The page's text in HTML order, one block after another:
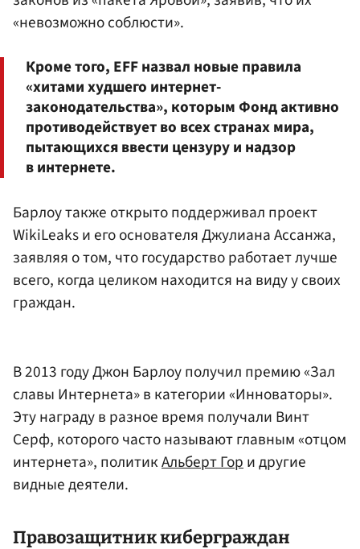
«невозможно соблюсти».
Кроме того, EFF назвал новые правила
«хитами худшего интернет-
законодательства», которым Фонд активно
противодействует во всех странах мира,
пытающихся ввести цензуру и надзор
в интернете.
Барлоу также открыто поддерживал проект
WikiLeaks и его основателя Джулиана Ассанжа,
заявляя о том, что государство работает лучше
всего, когда целиком находится на виду у своих
граждан.
В 2013 году Джон Барлоу получил премию «Зал
славы Интернета» в категории «Инноваторы».
Эту награду в разное время получали Винт
Серф, которого часто называют главным «отцом
интернета», политикАльберт Гор и другие
видные деятели.
Правозащитник киберграждан